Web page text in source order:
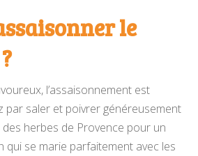
le
l’assaisonnement est
par saler et poivrer généreusement
herbes de Provence pour un
qui se marie parfaitement avec les